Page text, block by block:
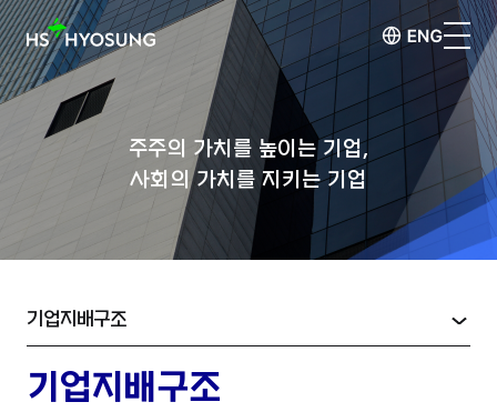
주주의 가치를 높이는 기업,
사회의 가치를 지키는 기업
기업지배구조
기업지배구조